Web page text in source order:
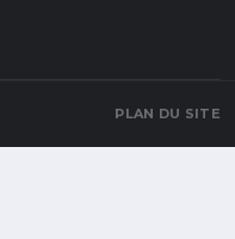
PLAN DU SITE